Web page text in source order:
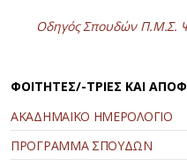
Οδηγός Σπουδών Π.Μ.Σ.
ΦΟΙΤΗΤΕΣ/-ΤΡΙΕΣ ΚΑΙ
ΑΚΑΔΗΜΑΪΚΟ ΗΜΕΡΟΛΟΓΙΟ
ΠΡΟΓΡΑΜΜΑ ΣΠΟΥΔΩΝ